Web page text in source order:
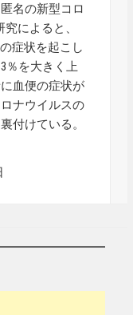
名の新型コロ
によると、
症状を起こし
％を大きく上
血便の症状が
ナウイルスの
付けている。